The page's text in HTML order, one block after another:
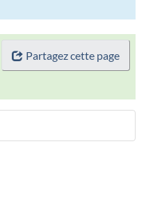
Partagez cette page